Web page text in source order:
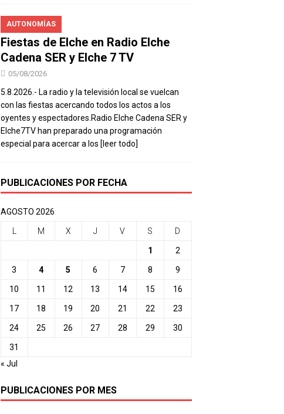
AUTONOMÍAS
Fiestas de Elche en Radio Elche
Cadena SER y Elche 7 TV
05/08/2026
5.8.2026.- La radio y la televisión local se vuelcan
con las fiestas acercando todos los actos a los
oyentes y espectadores.Radio Elche Cadena SER y
Elche7TV han preparado una programación
especial para acercar a los [leer todo]
PUBLICACIONES POR FECHA
AGOSTO 2026
M X J V S D
1 2
3 4 5 6 7 8 9
10 11 12 13 14 15 16
17 18 19 20 21 22 23
24 25 26 27 28 29 30
31
« Jul
PUBLICACIONES POR MES